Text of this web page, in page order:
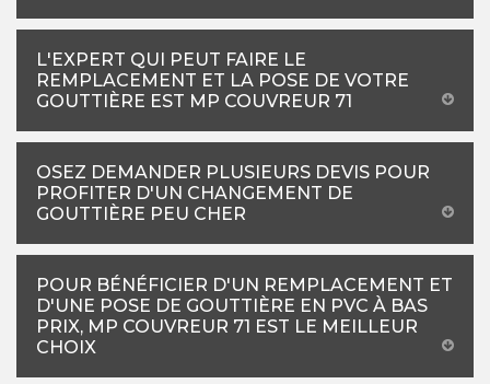
L'EXPERT QUI PEUT FAIRE LE
REMPLACEMENT ET LA POSE DE VOTRE
GOUTTIÈRE EST MP COUVREUR 71
OSEZ DEMANDER PLUSIEURS DEVIS POUR
PROFITER D'UN CHANGEMENT DE
GOUTTIÈRE PEU CHER
POUR BÉNÉFICIER D'UN REMPLACEMENT ET
D'UNE POSE DE GOUTTIÈRE EN PVC À BAS
PRIX, MP COUVREUR 71 EST LE MEILLEUR
CHOIX